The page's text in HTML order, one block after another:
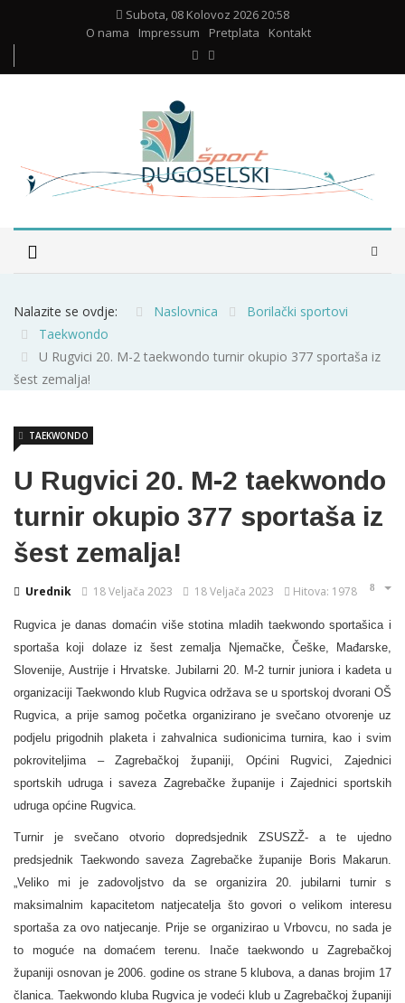
Subota, 08 Kolovoz 2026 20:58
O nama
Impressum Pretplata Kontakt
Nalazite se ovdje: Naslovnica
Borilački sportovi
Taekwondo
U Rugvici 20. M-2 taekwondo turnir okupio 377 sportaša iz
šest zemalja!
U Rugvici 20. M-2 taekwondo
turnir okupio 377 sportaša iz
šest zemalja!
Urednik
TAEKWONDO
18 Veljača 2023 18 Veljača 2023 Hitova: 1978
Rugvica je danas domaćin više stotina mladih taekwondo sportašica i
sportaša koji dolaze iz šest zemalja Njemačke, Češke, Mađarske,
Slovenije, Austrije i Hrvatske. Jubilarni 20. M-2 turnir juniora i kadeta u
organizaciji Taekwondo klub Rugvica održava se u sportskoj dvorani OŠ
Rugvica, a prije samog početka organizirano je svečano otvorenje uz
podjelu prigodnih plaketa i zahvalnica sudionicima turnira, kao i svim
pokroviteljima – Zagrebačkoj županiji, Općini Rugvici, Zajednici
sportskih udruga i saveza Zagrebačke županije i Zajednici sportskih
udruga općine Rugvica.
Turnir je svečano otvorio dopredsjednik ZSUSZŽ- a te ujedno
predsjednik Taekwondo saveza Zagrebačke županije Boris Makarun.
„Veliko mi je zadovoljstvo da se organizira 20. jubilarni turnir s
maksimalnim kapacitetom natjecatelja što govori o velikom interesu
sportaša za ovo natjecanje. Prije se organizirao u Vrbovcu, no sada je
to moguće na domaćem terenu. Inače taekwondo u Zagrebačkoj
županiji osnovan je 2006. godine os strane 5 klubova, a danas brojim 17
članica. Taekwondo kluba Rugvica je vodeći klub u Zagrebačkoj županiji